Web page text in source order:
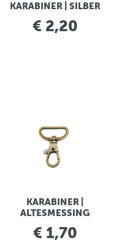
KARABINER | SILBER
€ 2,20
KARABINER |
ALTESMESSING
€ 1,70